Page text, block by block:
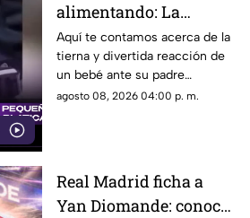
alimentando: La
divertida mirada de un
pequeño mientras su
padre se queda
platicando
Aquí te contamos acerca de la
tierna y divertida reacción de
un bebé ante su padre
distraído. Estos son todos los
agosto 08, 2026 04:00 p. m.
Real Madrid ficha a
Yan Diomande: conoce